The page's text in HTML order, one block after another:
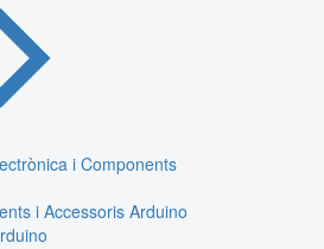
i Components
i Accessoris Arduino